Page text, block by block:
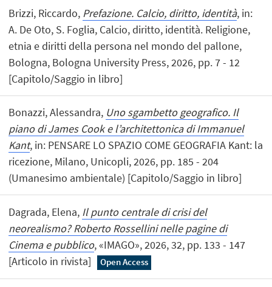
Brizzi, Riccardo, Prefazione. Calcio, diritto, identità, in:
A. De Oto, S. Foglia, Calcio, diritto, identità. Religione,
etnia e diritti della persona nel mondo del pallone,
Bologna, Bologna University Press, 2026, pp. 7 - 12
[Capitolo/Saggio in libro]
Bonazzi, Alessandra, Uno sgambetto geografico. Il
piano di James Cook e l’architettonica di Immanuel
Kant, in: PENSARE LO SPAZIO COME GEOGRAFIA Kant: la
ricezione, Milano, Unicopli, 2026, pp. 185 - 204
(Umanesimo ambientale) [Capitolo/Saggio in libro]
Dagrada, Elena, Il punto centrale di crisi del
neorealismo? Roberto Rossellini nelle pagine di
Cinema e pubblico, «IMAGO», 2026, 32, pp. 133 - 147
[Articolo in rivista]
Open Access